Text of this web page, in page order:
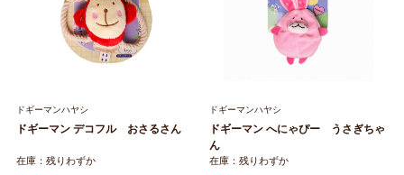
ドギーマンハヤシ
ドギーマン デコフル おさるさん
在庫：残りわずか
ドギーマンハヤシ
ドギーマン へにゃぴー うさぎちゃ
ん
在庫：残りわずか